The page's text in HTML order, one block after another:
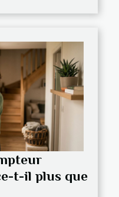
t-il plus que